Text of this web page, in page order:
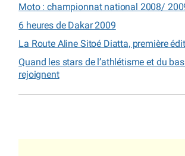
Moto : championnat national 2008/
6 heures de Dakar 2009
La Route Aline Sitoé Diatta, première
Quand les stars de l’athlétisme et du
rejoignent